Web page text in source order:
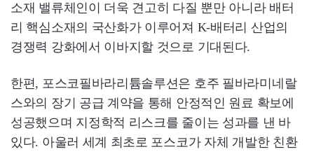
소재 밸류체인이 더욱 견고히 다질 뿐만 아니라 배터
리 핵심소재의 국산화가 이루어져 K-배터리 산업의
경쟁력 강화에서 이바지할 것으로 기대된다.
한편, 포스코필바라리튬솔루션은 호주 필바라미네랄
스와의 장기 공급 계약을 통해 안정적인 원료 확보에
성공했으며 지정학적 리스크를 줄이는 성과를 낸 바
있다. 아울러 세계 최초로 포스코가 자체 개발한 친환